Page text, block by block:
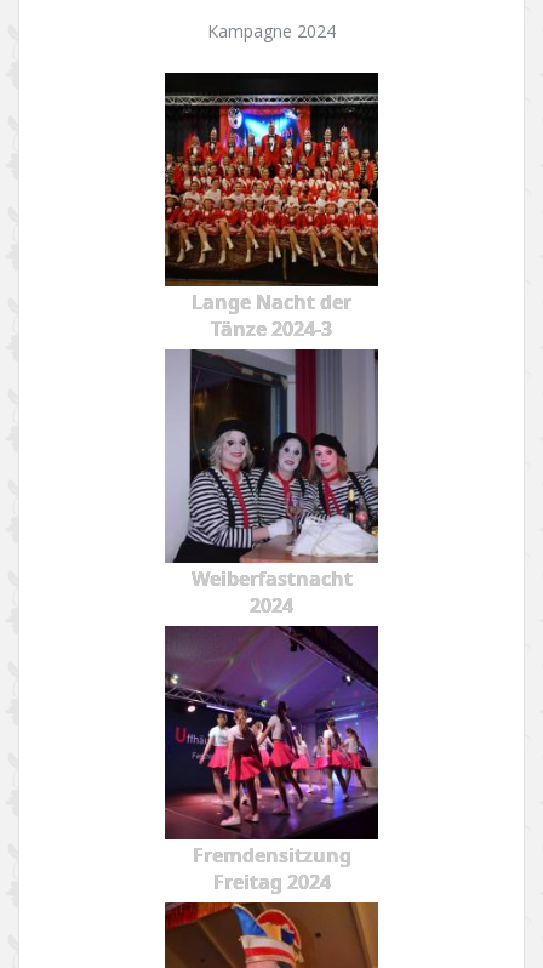
Kampagne 2024
Lange Nacht der
Tänze 2024-3
Weiberfastnacht
2024
Fremdensitzung
Freitag 2024